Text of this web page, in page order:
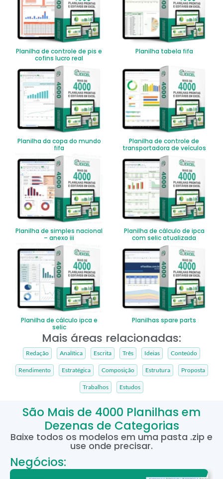
Planilha de controle de pis e
cofins lucro real
Planilha tabela fifa
Planilha da copa do mundo
fifa
Planilha de controle de
transportadora de veículos
Planilha de simples nacional
– anexo iii
Planilha de cálculo de ipca
com selic atualizada
Planilha de cálculo ipca e
selic
Planilhas spare parts
Mais áreas relacionadas:
Redação Analítica Escrita Três Ideias Conteúdo
Rendimento Estratégica Composição Estrutura Proposta
Trabalhos Estudos
São Mais de 4000 Planilhas em
Dezenas de Categorias
Baixe todos os modelos em uma pasta .zip e
use onde precisar.
Negócios: